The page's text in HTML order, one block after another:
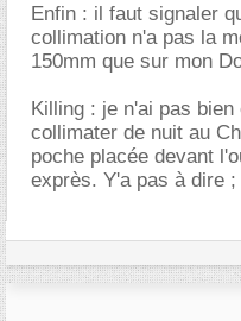
Enfin : il faut signaler
collimation n'a pas la
150mm que sur mon
Killing : je n'ai pas
collimater de nuit au
poche placée devant
exprès. Y'a pas à dire